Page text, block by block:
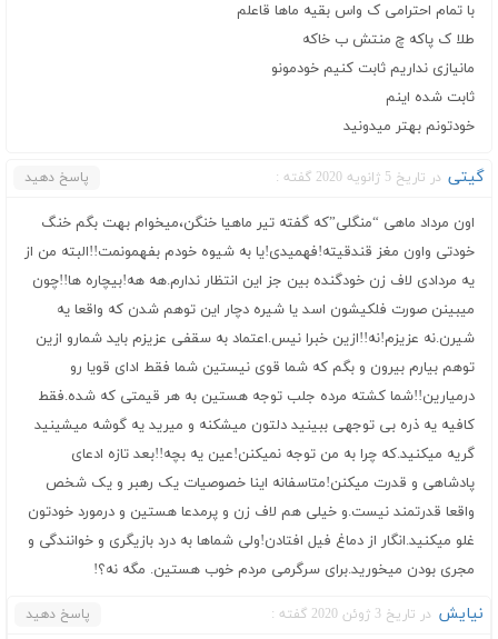
با تمام احترامی ک واس بقیه ماها قاعلم
طلا ک پاکه چ منتش ب خاکه
مانیازی نداریم ثابت کنیم خودمونو
ثابت شده اینم
خودتونم بهتر میدونید
گیتی در تاریخ 5 ژانویه 2020 گفته : پاسخ دهید
اون مرداد ماهی “منگلی”که گفته تیر ماهیا خنگن،میخوام بهت بگم خنگ
خودتی واون مغز قندقیته!فهمیدی!یا به شیوه خودم بفهمونمت!!البته من از
یه مردادی لاف زن خودگنده بین جز این انتظار ندارم.هه هه!بیچاره ها!!چون
میبینن صورت فلکیشون اسد یا شیره دچار این توهم شدن که واقعا یه
شیرن.نه عزیزم!نه!!ازین خبرا نیس.اعتماد به سقفی عزیزم باید شمارو ازین
توهم بیارم بیرون و بگم که شما قوی نیستین شما فقط ادای قویا رو
درمیارین!!شما کشته مرده جلب توجه هستین به هر قیمتی که شده.فقط
کافیه یه ذره بی توجهی ببینید دلتون میشکنه و میرید یه گوشه میشینید
گریه میکنید.که چرا به من توجه نمیکنن!عین یه بچه!!بعد تازه ادعای
پادشاهی و قدرت میکنن!متاسفانه اینا خصوصیات یک رهبر و یک شخص
واقعا قدرتمند نیست.و خیلی هم لاف زن و پرمدعا هستین و درمورد خودتون
غلو میکنید.انگار از دماغ فیل افتادن!ولی شماها به درد بازیگری و خوانندگی و
مجری بودن میخورید.برای سرگرمی مردم خوب هستین. مگه نه؟!
نیایش در تاریخ 3 ژوئن 2020 گفته : پاسخ دهید